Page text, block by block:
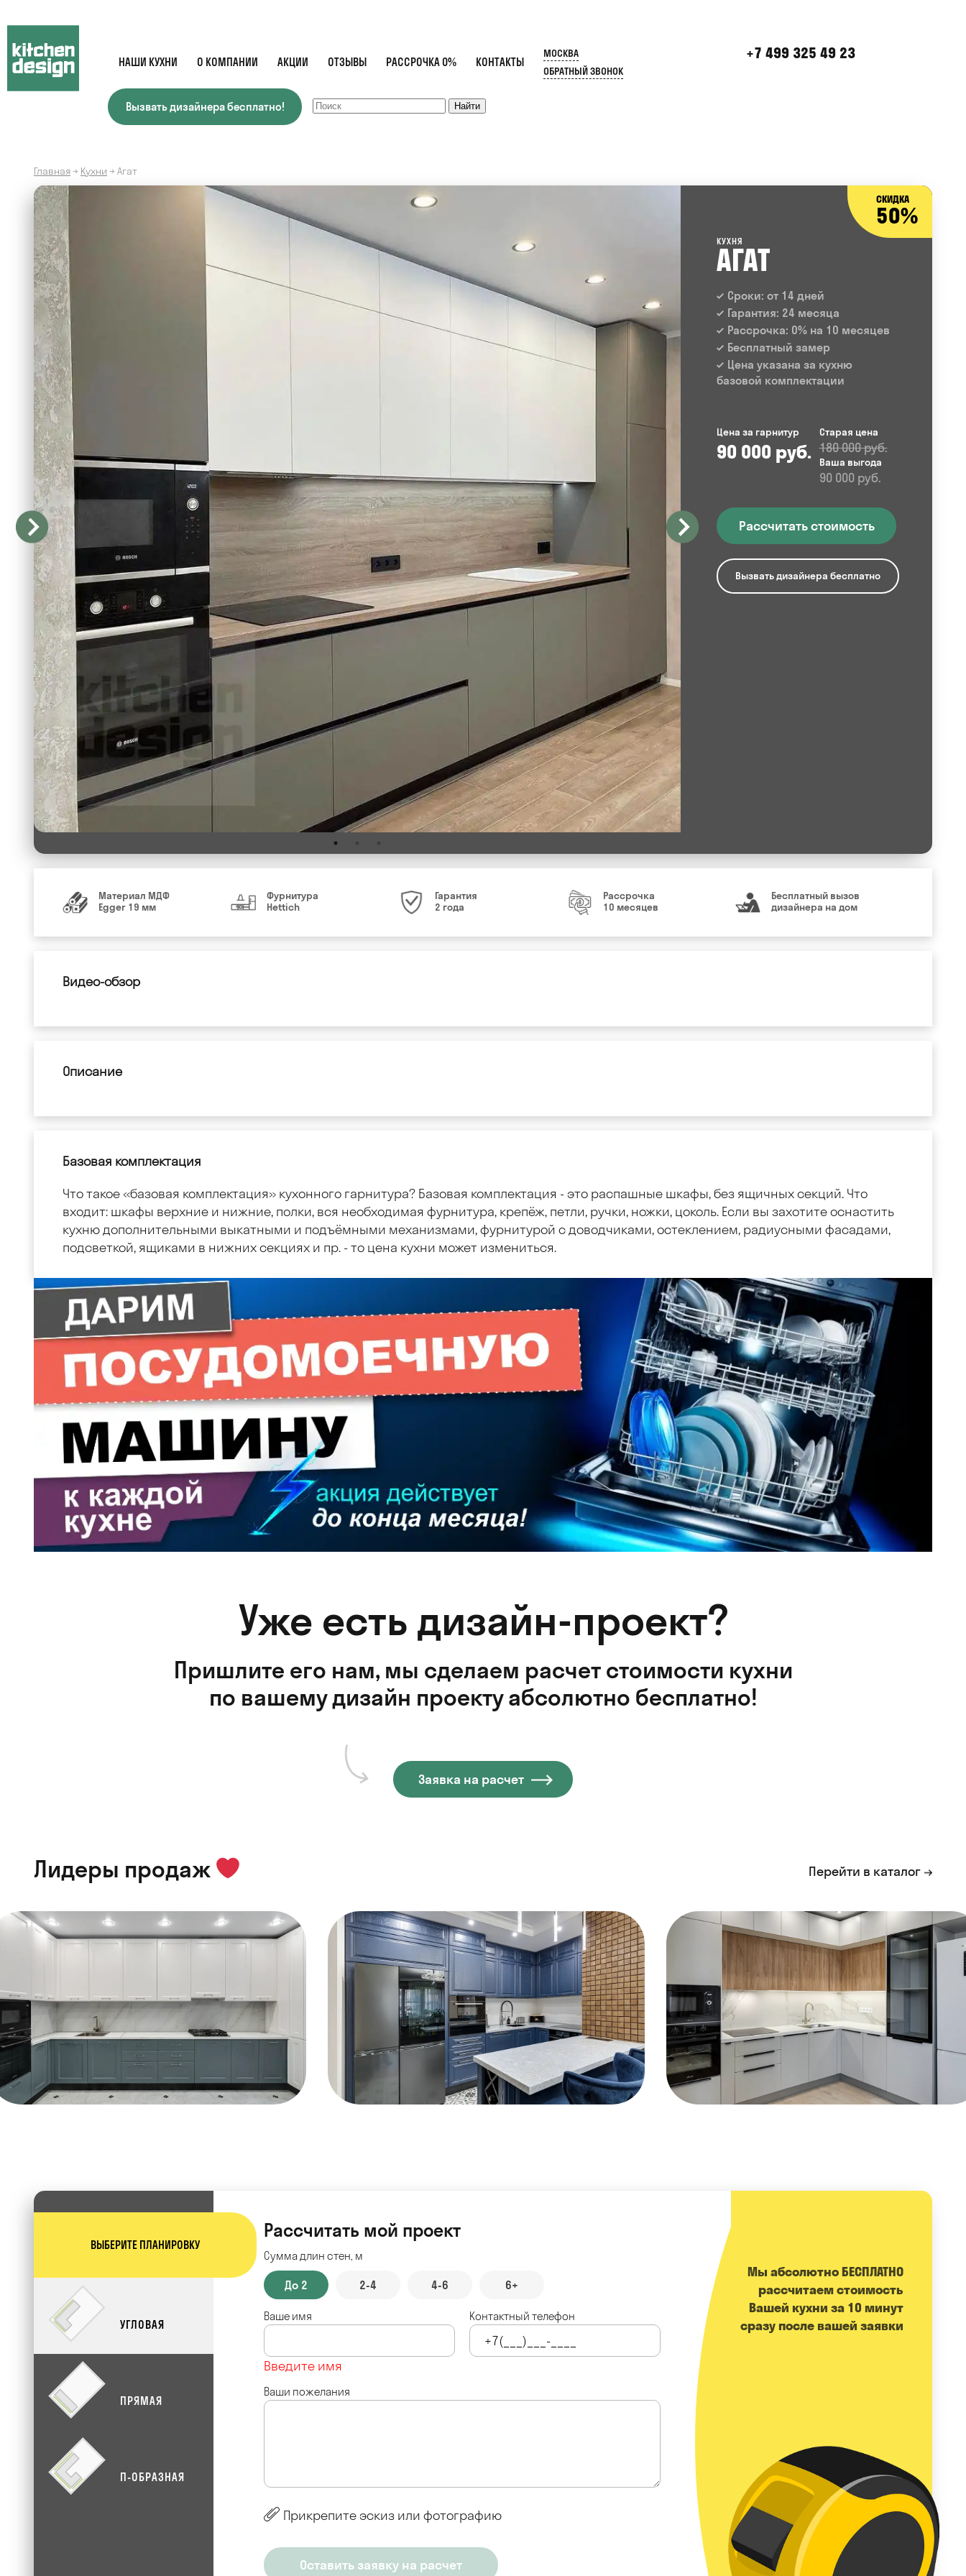
НАШИ КУХНИ О КОМПАНИИ АКЦИИ ОТЗЫВЫ РАССРОЧКА 0% КОНТАКТЫ
+7 499 325 49 23
Вызвать дизайнера бесплатно!
МОСКВА
ОБРАТНЫЙ ЗВОНОК
Главная→ Кухни → Агат
СКИДКА
50%
КУХНЯ
АГАТ
Сроки: от 14 дней
Гарантия: 24 месяца
Рассрочка: 0% на 10 месяцев
Бесплатный замер
Цена указана за кухню
базовой комплектации
Цена за гарнитур
90 000 руб.
Старая цена
180 000 руб.
Ваша выгода
90 000 руб.
Рассчитать стоимость
Вызвать дизайнера бесплатно
Материал МДФ
Egger 19 мм
Фурнитура
Hettich
Гарантия
2 года
Рассрочка
10 месяцев
Бесплатный вызов
дизайнера на дом
Видео-обзор
Описание
Базовая комплектация
Что такое «базовая комплектация» кухонного гарнитура? Базовая комплектация - это распашные шкафы, без ящичных секций. Что
входит: шкафы верхние и нижние, полки, вся необходимая фурнитура, крепёж, петли, ручки, ножки, цоколь. Если вы захотите оснастить
кухню дополнительными выкатными и подъёмными механизмами, фурнитурой с доводчиками, остеклением, радиусными фасадами,
подсветкой, ящиками в нижних секциях и пр. - то цена кухни может измениться.
Уже есть дизайн-проект?
Пришлите его нам, мы сделаем расчет стоимости кухни
по вашему дизайн проекту абсолютно бесплатно!
Заявка на расчет
Лидеры продаж Перейти в каталог
ВЫБЕРИТЕ ПЛАНИРОВКУ
УГЛОВАЯ
ПРЯМАЯ
П-ОБРАЗНАЯ
Рассчитать мой проект
Сумма длин стен, м
До 2 2-4 4-6 6+
Ваше имя
Введите имя
Контактный телефон
Ваши пожелания
Прикрепите эскиз или фотографию
Мы абсолютно БЕСПЛАТНО
расcчитаем стоимость
Вашей кухни за 10 минут
сразу после вашей заявки